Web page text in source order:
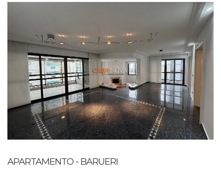
APARTAMENTO - BARUERI